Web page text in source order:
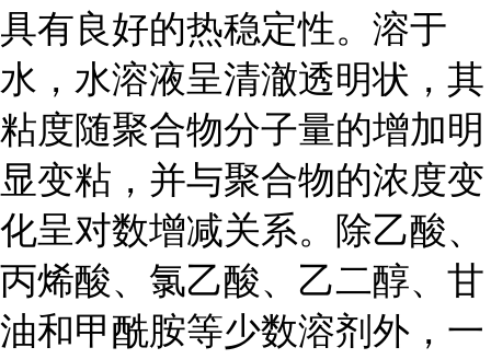
具有良好的热稳定性。溶于
水，水溶液呈清澈透明状，其
粘度随聚合物分子量的增加明
显变粘，并与聚合物的浓度变
化呈对数增减关系。除乙酸、
丙烯酸、氯乙酸、乙二醇、甘
油和甲酰胺等少数溶剂外，一